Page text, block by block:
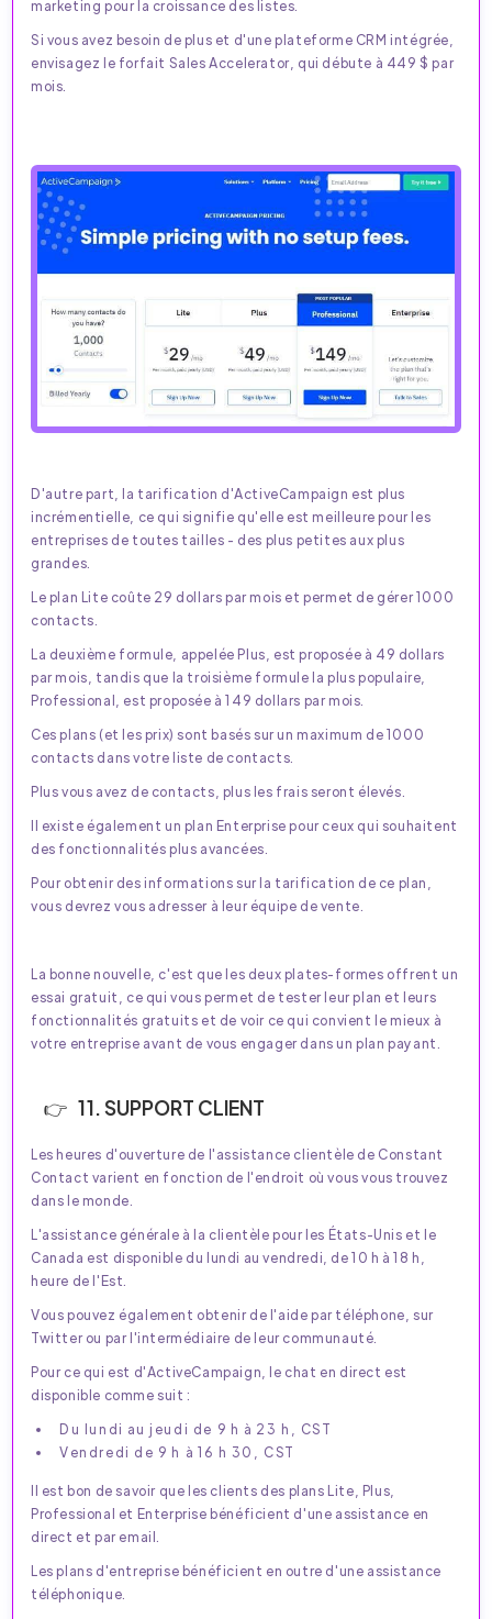
marketing pour la croissance des listes.
Si vous avez besoin de plus et d'une plateforme CRM intégrée,
envisagez le forfait Sales Accelerator, qui débute à 449 $ par
mois.
D'autre part, la tarification d'ActiveCampaign est plus
incrémentielle, ce qui signifie qu'elle est meilleure pour les
entreprises de toutes tailles - des plus petites aux plus
grandes.
Le plan Lite coûte 29 dollars par mois et permet de gérer 1000
contacts.
La deuxième formule, appelée Plus, est proposée à 49 dollars
par mois, tandis que la troisième formule la plus populaire,
Professional, est proposée à 149 dollars par mois.
Ces plans (et les prix) sont basés sur un maximum de 1000
contacts dans votre liste de contacts.
Plus vous avez de contacts, plus les frais seront élevés.
Il existe également un plan Enterprise pour ceux qui souhaitent
des fonctionnalités plus avancées.
Pour obtenir des informations sur la tarification de ce plan,
vous devrez vous adresser à leur équipe de vente.
La bonne nouvelle, c'est que les deux plates-formes offrent un
essai gratuit, ce qui vous permet de tester leur plan et leurs
fonctionnalités gratuits et de voir ce qui convient le mieux à
votre entreprise avant de vous engager dans un plan payant.
11. SUPPORT CLIENT
Les heures d'ouverture de l'assistance clientèle de Constant
Contact varient en fonction de l'endroit où vous vous trouvez
dans le monde.
L'assistance générale à la clientèle pour les États-Unis et le
Canada est disponible du lundi au vendredi, de 10 h à 18 h,
heure de l'Est.
Vous pouvez également obtenir de l'aide par téléphone, sur
Twitter ou par l'intermédiaire de leur communauté.
Pour ce qui est d'ActiveCampaign, le chat en direct est
disponible comme suit :
Du lundi au jeudi de 9 h à 23 h, CST
Vendredi de 9 h à 16 h 30, CST
Il est bon de savoir que les clients des plans Lite, Plus,
Professional et Enterprise bénéficient d'une assistance en
direct et par email.
Les plans d'entreprise bénéficient en outre d'une assistance
téléphonique.